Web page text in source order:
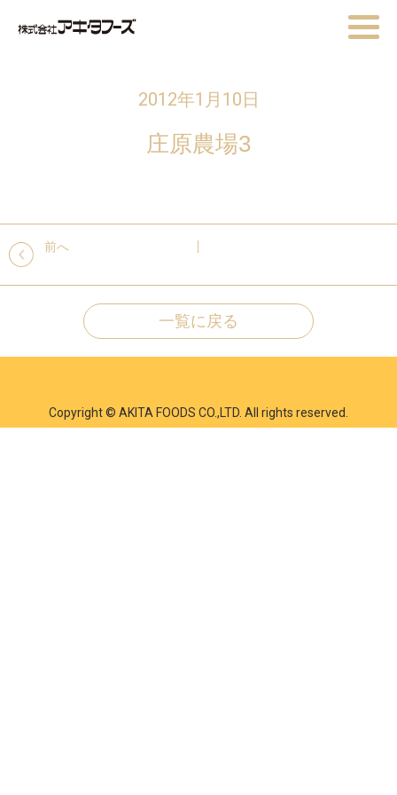
2012年1月10日
庄原農場3
前へ
一覧に戻る
Copyright © AKITA FOODS CO.,LTD. All rights reserved.